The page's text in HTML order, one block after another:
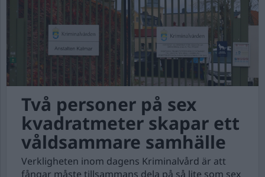
Två personer på sex
kvadratmeter skapar ett
våldsammare samhälle
Verkligheten inom dagens Kriminalvård är att
fångar måste tillsammans dela på så lite som sex